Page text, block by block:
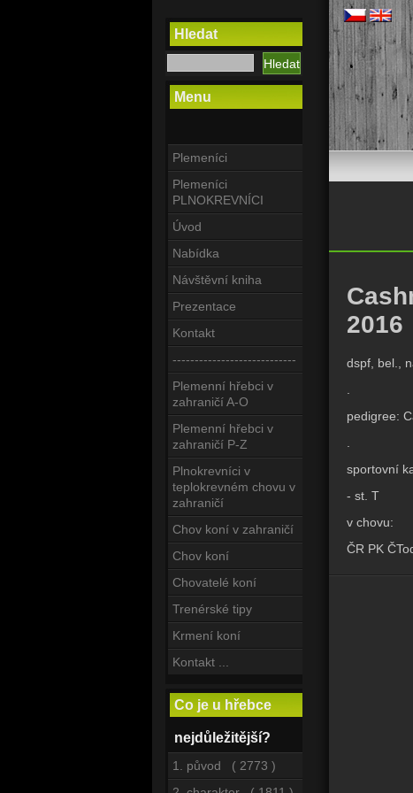
Hledat
Menu
Plemeníci
Plemeníci
PLNOKREVNÍCI
Úvod
Nabídka
Návštěvní kniha
Prezentace
Kontakt
----------------------------
Plemenní hřebci v
zahraničí A-O
Plemenní hřebci v
zahraničí P-Z
Plnokrevníci v
teplokrevném chovu v
zahraničí
Chov koní v zahraničí
Chov koní
Chovatelé koní
Trenérské tipy
Krmení koní
Kontakt ...
Co je u hřebce
nejdůležitější?
1. původ ( 2773 )
2016
dspf, bel.,
pedigree:
sportovní
- st. T
v chovu:
ČR PK